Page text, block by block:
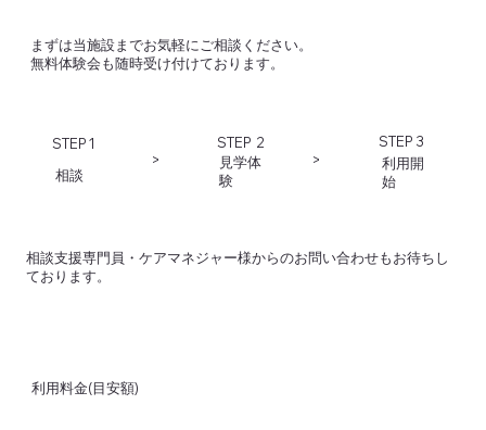
​まずは当施設までお気軽にご相談ください。
無料体験会も随時受け付けております。
STEP 1
​相談
STEP 2
​見学体
験
STEP 3
​利用開
始
​相談支援専門員・ケアマネジャー様からのお問い合わせもお待ちし
ております。
​利用料金(目安額)
> >